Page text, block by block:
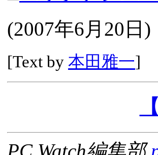
(2007年6月20日)
[Text by 本田雅一]
PC Watch編集部